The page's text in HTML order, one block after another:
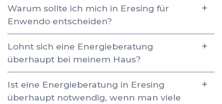
Warum sollte ich mich in Eresing für
Enwendo entscheiden?
Lohnt sich eine Energieberatung
überhaupt bei meinem Haus?
Ist eine Energieberatung in Eresing
überhaupt notwendig, wenn man viele